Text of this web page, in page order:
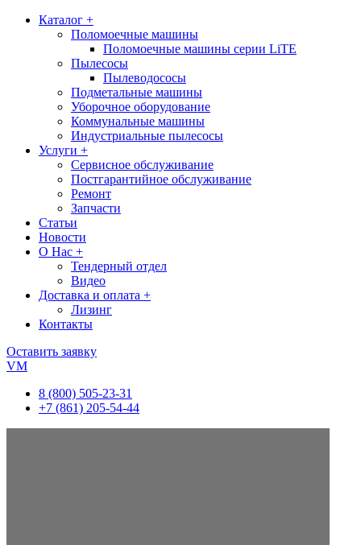
Каталог +
Поломоечные машины
Поломоечные машины серии LiTE
Пылесосы
Пылеводососы
Подметальные машины
Уборочное оборудование
Коммунальные машины
Индустриальные пылесосы
Услуги +
Сервисное обслуживание
Постгарантийное обслуживание
Ремонт
Запчасти
Статьи
Новости
О Нас +
Тендерный отдел
Видео
Доставка и оплата +
Лизинг
Контакты
Оставить заявку
VM
8 (800) 505-23-31
+7 (861) 205-54-44